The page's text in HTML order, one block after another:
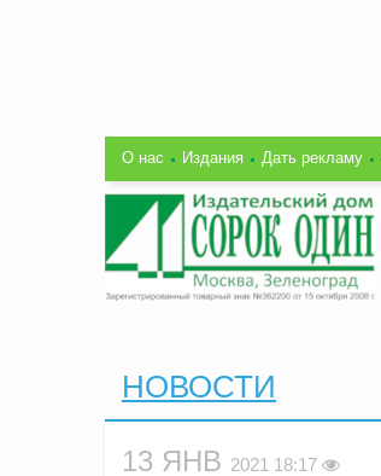
О нас Издания Дать рекламу
НОВОСТИ
13 ЯНВ 2021 18:17